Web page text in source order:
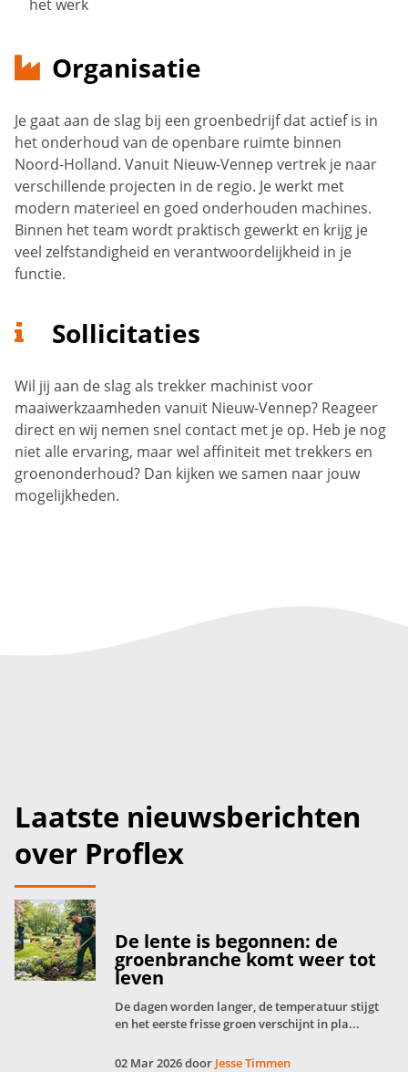
het werk
Organisatie
Je gaat aan de slag bij een groenbedrijf dat actief is in
het onderhoud van de openbare ruimte binnen
Noord-Holland. Vanuit Nieuw-Vennep vertrek je naar
verschillende projecten in de regio. Je werkt met
modern materieel en goed onderhouden machines.
Binnen het team wordt praktisch gewerkt en krijg je
veel zelfstandigheid en verantwoordelijkheid in je
functie.
Sollicitaties
Wil jij aan de slag als trekker machinist voor
maaiwerkzaamheden vanuit Nieuw-Vennep? Reageer
direct en wij nemen snel contact met je op. Heb je nog
niet alle ervaring, maar wel affiniteit met trekkers en
groenonderhoud? Dan kijken we samen naar jouw
mogelijkheden.
Laatste nieuwsberichten
over Proflex
De lente is begonnen: de
groenbranche komt weer tot
leven
De dagen worden langer, de temperatuur stijgt
en het eerste frisse groen verschijnt in pla...
02 Mar 2026 door Jesse Timmen